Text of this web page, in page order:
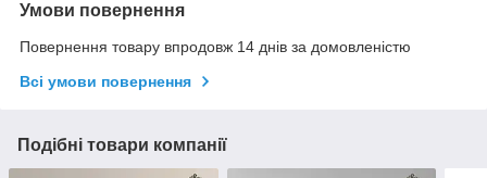
Умови повернення
Повернення товару впродовж 14 днів за домовленістю
Всі умови повернення
Подібні товари компанії